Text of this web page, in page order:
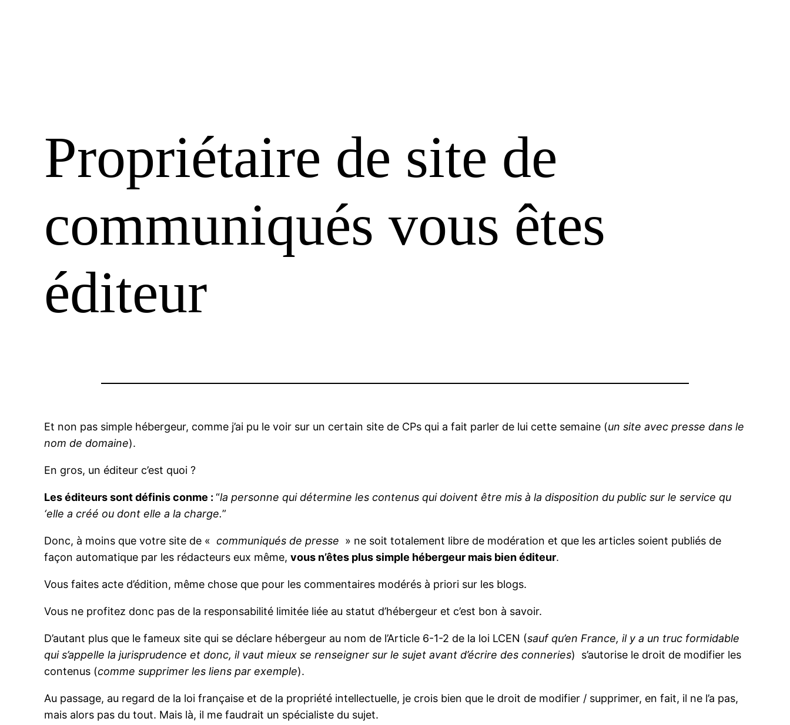
Propriétaire de site de
communiqués vous êtes
éditeur
Et non pas simple hébergeur, comme j’ai pu le voir sur un certain site de CPs qui a fait parler de lui cette semaine (un site avec presse dans le
nom de domaine).
En gros, un éditeur c’est quoi ?
Les éditeurs sont définis conme :“la personne qui détermine les contenus qui doivent être mis à la disposition du public sur le service qu
‘elle a créé ou dont elle a la charge.”
Donc, à moins que votre site de « communiqués de presse » ne soit totalement libre de modération et que les articles soient publiés de
façon automatique par les rédacteurs eux même,vous n’êtes plus simple hébergeur mais bien éditeur.
Vous faites acte d’édition, même chose que pour les commentaires modérés à priori sur les blogs.
Vous ne profitez donc pas de la responsabilité limitée liée au statut d’hébergeur et c’est bon à savoir.
D’autant plus que le fameux site qui se déclare hébergeur au nom de l’Article 6-1-2 de la loi LCEN (sauf qu’en France, il y a un truc formidable
qui s’appelle la jurisprudence et donc, il vaut mieux se renseigner sur le sujet avant d’écrire des conneries) s’autorise le droit de modifier les
contenus (comme supprimer les liens par exemple).
Au passage, au regard de la loi française et de la propriété intellectuelle, je crois bien que le droit de modifier / supprimer, en fait, il ne l’a pas,
mais alors pas du tout. Mais là, il me faudrait un spécialiste du sujet.